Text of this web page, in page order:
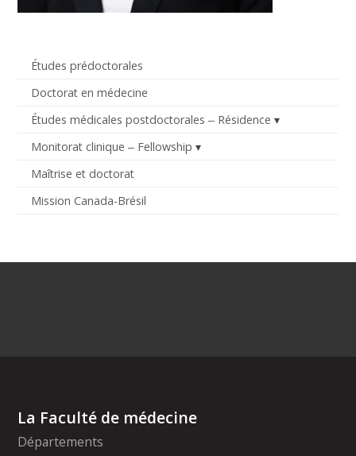
Études prédoctorales
Doctorat en médecine
Études médicales postdoctorales ‒ Résidence
Monitorat clinique ‒ Fellowship
Maîtrise et doctorat
Mission Canada-Brésil
La Faculté de médecine
Départements